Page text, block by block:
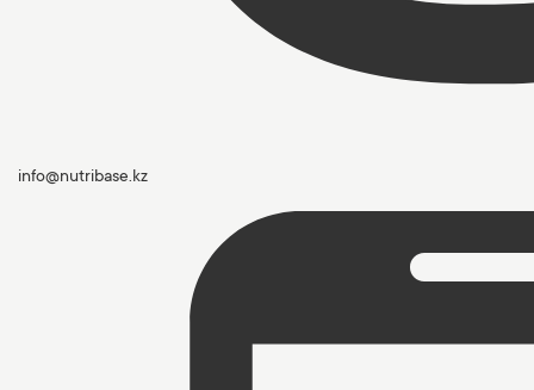
info@nutribase.kz